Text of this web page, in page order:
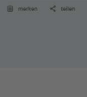
merken
teilen